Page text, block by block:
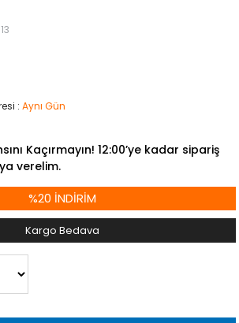
: Aynı Gün
Kaçırmayın! 12:00’ye kadar sipariş
verelim.
%20 İNDIRIM
Kargo Bedava